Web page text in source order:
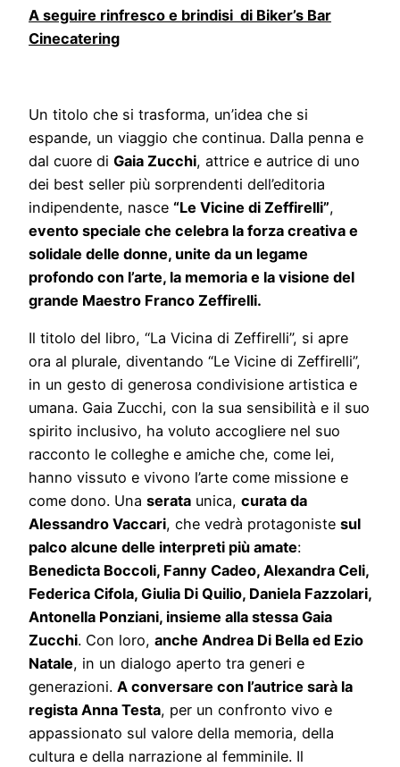
A seguire rinfresco e brindisi di Biker’s Bar
Cinecatering
Un titolo che si trasforma, un’idea che si
espande, un viaggio che continua. Dalla penna e
dal cuore di Gaia Zucchi, attrice e autrice di uno
dei best seller più sorprendenti dell’editoria
indipendente, nasce “Le Vicine di Zeffirelli”,
evento speciale che celebra la forza creativa e
solidale delle donne, unite da un legame
profondo con l’arte, la memoria e la visione del
grande Maestro Franco Zeffirelli.
Il titolo del libro, “La Vicina di Zeffirelli”, si apre
ora al plurale, diventando “Le Vicine di Zeffirelli”,
in un gesto di generosa condivisione artistica e
umana. Gaia Zucchi, con la sua sensibilità e il suo
spirito inclusivo, ha voluto accogliere nel suo
racconto le colleghe e amiche che, come lei,
hanno vissuto e vivono l’arte come missione e
come dono. Una serata unica, curata da
Alessandro Vaccari, che vedrà protagoniste sul
palco alcune delle interpreti più amate:
Benedicta Boccoli, Fanny Cadeo, Alexandra Celi,
Federica Cifola, Giulia Di Quilio, Daniela Fazzolari,
Antonella Ponziani, insieme alla stessa Gaia
Zucchi. Con loro, anche Andrea Di Bella ed Ezio
Natale, in un dialogo aperto tra generi e
generazioni. A conversare con l’autrice sarà la
regista Anna Testa, per un confronto vivo e
appassionato sul valore della memoria, della
cultura e della narrazione al femminile. Il